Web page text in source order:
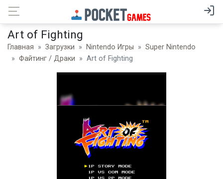
Art of Fighting
Главная Загрузки Nintendo Игры
Super Nintendo
Файтинг / Драки
Art of Fighting